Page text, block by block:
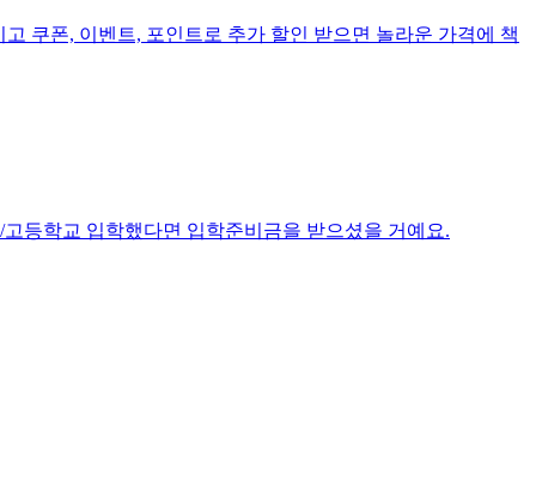
쿠폰, 이벤트, 포인트로 추가 할인 받으면 놀라운 가격에 책
등학교 입학했다면 입학준비금을 받으셨을 거예요.